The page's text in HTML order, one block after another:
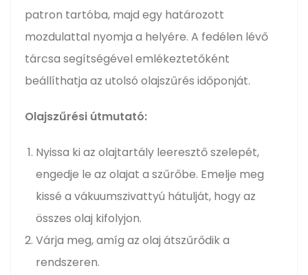
patron tartóba, majd egy határozott
mozdulattal nyomja a helyére. A fedélen lévő
tárcsa segítségével emlékeztetőként
beállíthatja az utolsó olajszűrés időponját.
Olajszűrési útmutató:
Nyissa ki az olajtartály leeresztő szelepét,
engedje le az olajat a szűrőbe. Emelje meg
kissé a vákuumszivattyú hátulját, hogy az
összes olaj kifolyjon.
Várja meg, amíg az olaj átszűrődik a
rendszeren.